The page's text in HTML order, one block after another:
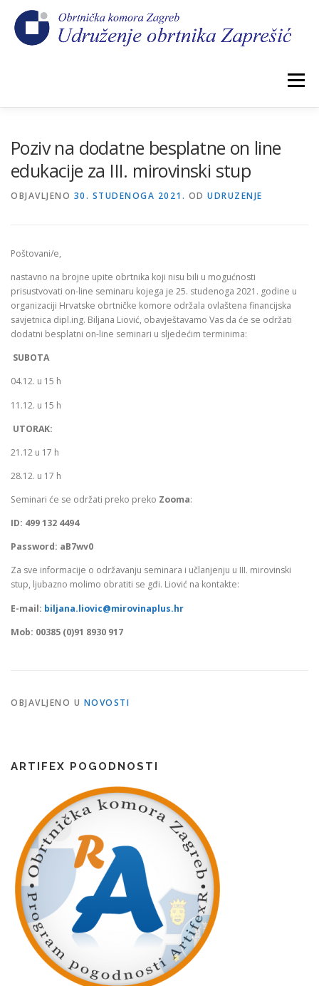
sadržaj
Izbornik
Poziv na dodatne besplatne on line
edukacije za III. mirovinski stup
OBJAVLJENO 30. STUDENOGA 2021. OD UDRUZENJE
Poštovani/e,
nastavno na brojne upite obrtnika koji nisu bili u mogućnosti
prisustvovati on-line seminaru kojega je 25. studenoga 2021. godine u
organizaciji Hrvatske obrtničke komore održala ovlaštena financijska
savjetnica dipl.ing. Biljana Liović, obavještavamo Vas da će se održati
dodatni besplatni on-line seminari u sljedećim terminima:
SUBOTA
04.12. u 15 h
11.12. u 15 h
UTORAK:
21.12 u 17 h
28.12. u 17 h
Seminari će se održati preko preko Zooma:
ID: 499 132 4494
Password: aB7wv0
Za sve informacije o održavanju seminara i učlanjenju u III. mirovinski
stup, ljubazno molimo obratiti se gđi. Liović na kontakte:
E-mail: biljana.liovic@mirovinaplus.hr
Mob: 00385 (0)91 8930 917
OBJAVLJENO U NOVOSTI
ARTIFEX POGODNOSTI